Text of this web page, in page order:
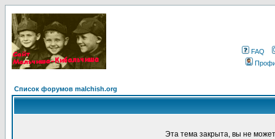
FAQ
Список форумов malchish.org
Эта тема закрыта, вы не